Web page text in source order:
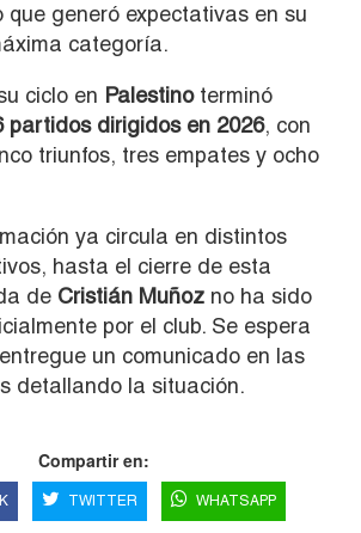
que generó expectativas en su
categoría.
ciclo en Palestinoterminó
partidos dirigidos en 2026, con
triunfos, tres empates y ocho
ya circula en distintos
hasta el cierre de esta
de Cristián Muñoz no ha sido
por el club. Se espera
un comunicado en las
detallando la situación.
Compartir en:
TWITTER WHATSAPP